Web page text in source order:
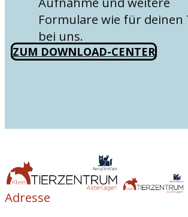
Formulare wie für deinen
bei uns.
ZUM DOWNLOAD-CENTER
Adresse